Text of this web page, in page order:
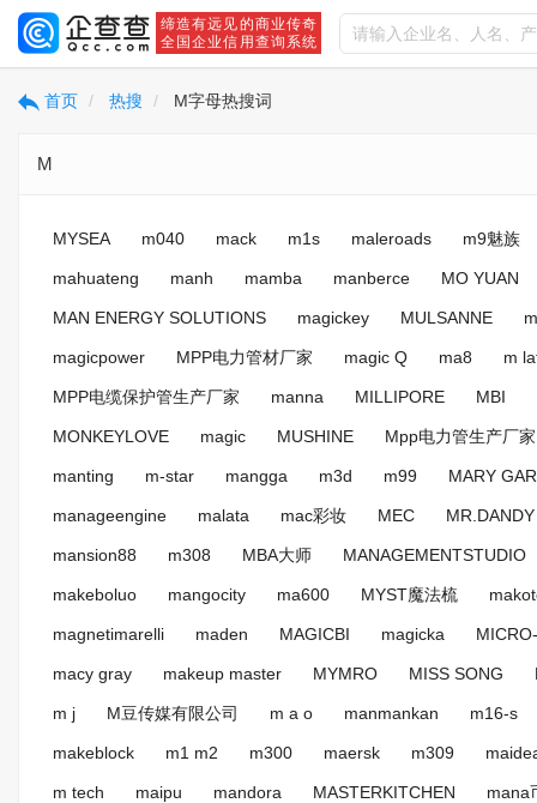
缔造有远见的商业传奇
全国企业信用查询系统
首页 热搜 M字母热搜词
M
MYSEA m040 mack m1s maleroads m9魅族
mahuateng manh mamba manberce MO YUAN
MAN ENERGY SOLUTIONS magickey MULSANNE
magicpower MPP电力管材厂家 magic Q ma8 m
MPP电缆保护管生产厂家 manna MILLIPORE MBI
MONKEYLOVE magic MUSHINE Mpp电力管生产厂家
manting m-star mangga m3d m99 MARY
manageengine malata mac彩妆 MEC MR.DANDY
mansion88 m308 MBA大师 MANAGEMENTSTUDIO
makeboluo mangocity ma600 MYST魔法梳
magnetimarelli maden MAGICBI magicka
macy gray makeup master MYMRO MISS SONG
m j M豆传媒有限公司 m a o manmankan m16-s
makeblock m1 m2 m300 maersk m309
m tech maipu mandora MASTERKITCHEN mana